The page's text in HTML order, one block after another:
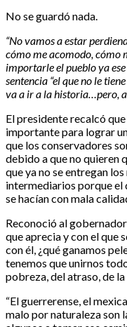
No se guardó nada.
“No vamos a estar
cómo me acomodo, cómo
importarle el pueblo ya
sentencia “el que no le
va a ir a la historia…pero,
El presidente recalcó
importante para lograr
que los conservadores
debido a que no quieren
que ya no se entregan
intermediarios porque el
se hacían con mala
Reconoció al
que aprecia y con el que
con él, ¿qué ganamos
tenemos que unirnos
pobreza, del atraso, de la
“El guerrerense, el
malo por naturaleza son